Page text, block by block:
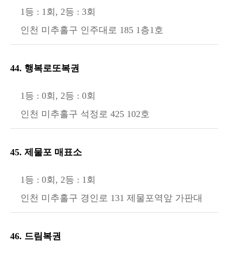
1등 : 1회, 2등 : 3회
인천 미추홀구 인주대로 185 1층1호
44. 행복로또복권
1등 : 0회, 2등 : 0회
인천 미추홀구 석정로 425 102호
45. 제물포 매표소
1등 : 0회, 2등 : 1회
인천 미추홀구 경인로 131 제물포역앞 가판대
46. 드림복권